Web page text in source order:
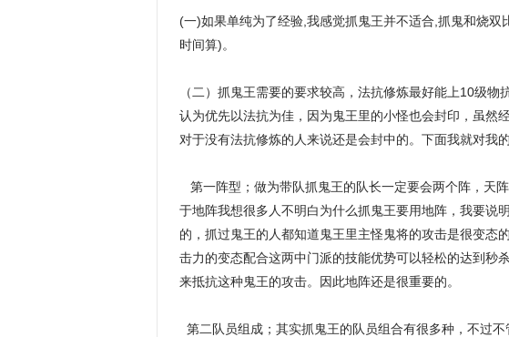
(一)如果单纯为了经验,我感觉抓鬼王并不适合,抓鬼和烧
时间算)。
（二）抓鬼王需要的要求较高，法抗修炼最好能上10级
认为优先以法抗为佳，因为鬼王里的小怪也会封印，虽然
对于没有法抗修炼的人来说还是会封中的。下面我就对我
第一阵型；做为带队抓鬼王的队长一定要会两个阵，天
于地阵我想很多人不明白为什么抓鬼王要用地阵，我要说
的，抓过鬼王的人都知道鬼王里主怪鬼将的攻击是很变态
击力的变态配合这两中门派的技能优势可以轻松的达到秒
来抵抗这种鬼王的攻击。因此地阵还是很重要的。
第二队员组成；其实抓鬼王的队员组合有很多种，不过